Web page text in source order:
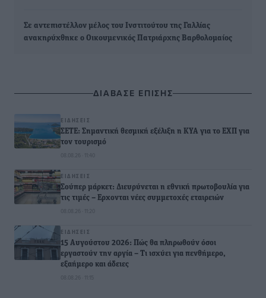
Σε αντεπιστέλλον μέλος του Ινστιτούτου της Γαλλίας
ανακηρύχθηκε ο Οικουμενικός Πατριάρχης Βαρθολομαίος
ΔΙΑΒΑΣΕ ΕΠΙΣΗΣ
ΕΙΔΉΣΕΙΣ
ΣΕΤΕ: Σημαντική θεσμική εξέλιξη η ΚΥΑ για το ΕΧΠ για
τον τουρισμό
08.08.26 · 11:40
ΕΙΔΉΣΕΙΣ
Σούπερ μάρκετ: Διευρύνεται η εθνική πρωτοβουλία για
τις τιμές – Eρχονται νέες συμμετοχές εταιρειών
08.08.26 · 11:20
ΕΙΔΉΣΕΙΣ
15 Αυγούστου 2026: Πώς θα πληρωθούν όσοι
εργαστούν την αργία – Τι ισχύει για πενθήμερο,
εξαήμερο και άδειες
08.08.26 · 11:15